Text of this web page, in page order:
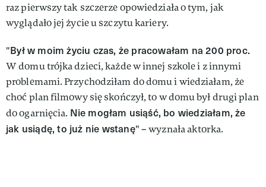
raz pierwszy tak szczerze opowiedziała o tym, jak
wyglądało jej życie u szczytu kariery.
"Był w moim życiu czas, że pracowałam na 200 proc.
W domu trójka dzieci, każde w innej szkole i z innymi
problemami. Przychodziłam do domu i wiedziałam, że
choć plan filmowy się skończył, to w domu był drugi plan
do ogarnięcia. Nie mogłam usiąść, bo wiedziałam, że
jak usiądę, to już nie wstanę" – wyznała aktorka.